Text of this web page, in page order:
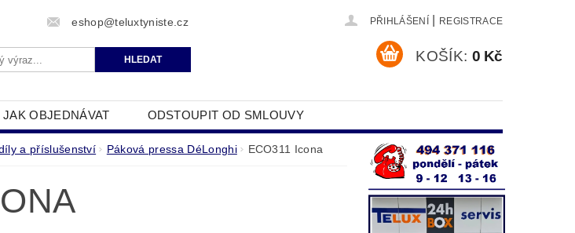
eshop@teluxtyniste.cz PŘIHLÁŠENÍ REGISTRACE
KOŠÍK: 0 Kč
JAK OBJEDNÁVAT ODSTOUPIT OD SMLOUVY
ZPRACOVÁNÍ OSOBNÍCH ÚDAJŮ
a příslušenství Páková pressa DéLonghi ECO311 Icona